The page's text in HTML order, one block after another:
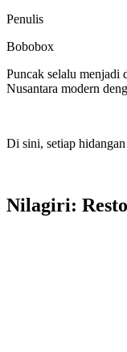
Penulis
Bobobox
Puncak selalu menjadi
Nusantara modern
Di sini, setiap
Nilagiri: